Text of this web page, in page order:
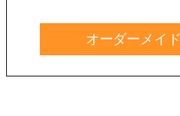
オーダーメイ